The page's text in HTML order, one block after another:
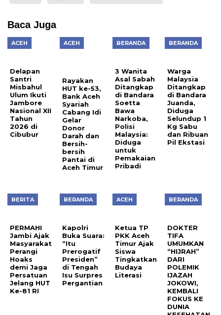
Baca Juga
ACEH
Delapan
Santri
Misbahul
Ulum Ikuti
Jambore
Nasional XII
Tahun
2026 di
Cibubur
ACEH
Rayakan
HUT ke-53,
Bank Aceh
Syariah
Cabang Idi
Gelar
Donor
Darah dan
Bersih-
bersih
Pantai di
Aceh Timur
BERANDA
3 Wanita
Asal Sabah
Ditangkap
di Bandara
Soetta
Bawa
Narkoba,
Polisi
Malaysia:
Diduga
untuk
Pemakaian
Pribadi
BERANDA
Warga
Malaysia
Ditangkap
di Bandara
Juanda,
Diduga
Selundup 1
Kg Sabu
dan Ribuan
Pil Ekstasi
BERITA
PERMAHI
Jambi Ajak
Masyarakat
Perangi
Hoaks
demi Jaga
Persatuan
Jelang HUT
Ke-81 RI
BERANDA
Kapolri
Buka Suara:
“Itu
Prerogatif
Presiden”
di Tengah
Isu Surpres
Pergantian
ACEH
Ketua TP
PKK Aceh
Timur Ajak
Siswa
Tingkatkan
Budaya
Literasi
BERANDA
DOKTER
TIFA
UMUMKAN
“HIJRAH”
DARI
POLEMIK
IJAZAH
JOKOWI,
KEMBALI
FOKUS KE
DUNIA